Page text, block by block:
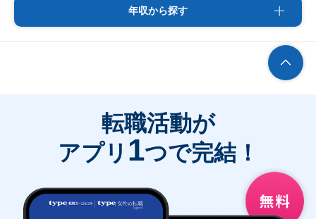
年収から探す
転職活動が
アプリ 1つで完結！